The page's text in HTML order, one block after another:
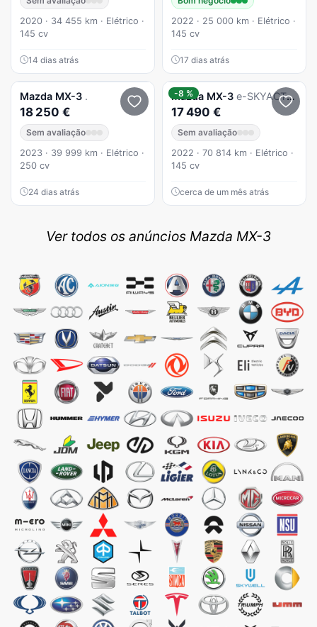
2020 · 34 455 km · Elétrico ·
145 cv
14 dias atrás
2022 · 25 000 km · Elétrico ·
145 cv
17 dias atrás
Mazda MX-3 .
18 250 €
Sem avaliação
2023 · 39 999 km · Elétrico ·
250 cv
24 dias atrás
-8 %
Mazda MX-3 e-SKYACTIV Exclusve-Line
17 490 €
Sem avaliação
2022 · 70 814 km · Elétrico ·
145 cv
cerca de um mês atrás
Ver todos os anúncios Mazda MX-3